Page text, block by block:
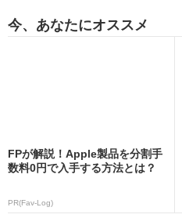
今、あなたにオススメ
FPが解説！Apple製品を分割手
数料0円で入手する方法とは？
PR(Fav-Log)